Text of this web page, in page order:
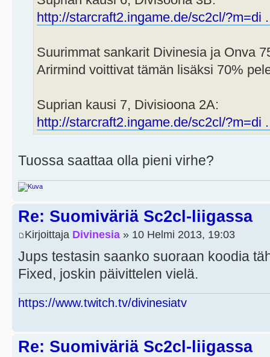
http://starcraft2.ingame.de/sc2cl/?m=di
Suurimmat sankarit Divinesia ja Onva
Arirmind voittivat tämän lisäksi 70%
Suprian kausi 7, Divisioona 2A:
http://starcraft2.ingame.de/sc2cl/?m=di
Tuossa saattaa olla pieni virhe?
Re: Suomiväriä Sc2cl-liigassa
Kirjoittaja Divinesia » 10 Helmi 2013, 19:03
Jups testasin saanko suoraan koodia
Fixed, joskin päivittelen vielä.
https://www.twitch.tv/divinesiatv
Re: Suomiväriä Sc2cl-liigassa